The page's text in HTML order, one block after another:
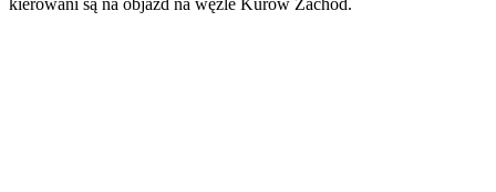
kierowani są na objazd na węźle Kurów Zachód.